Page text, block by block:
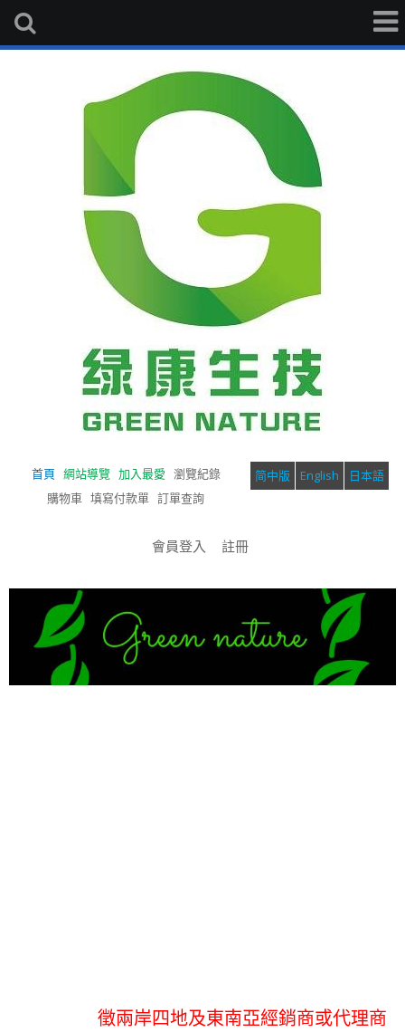
首頁 網站導覽 加入最愛 简中版 English 日本語
瀏覽紀錄
購物車 填寫付款單 訂單查詢
會員登入 註冊
徵兩岸四地及東南亞經銷商或代理商